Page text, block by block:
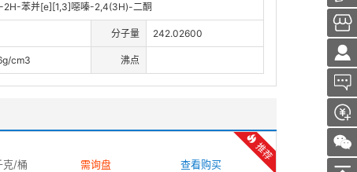
苯并[e][1,3]噁嗪-2,4(3H)-二酮
分子量 242.02600
cm3 沸点
推荐
克/桶 需询盘 查看购买